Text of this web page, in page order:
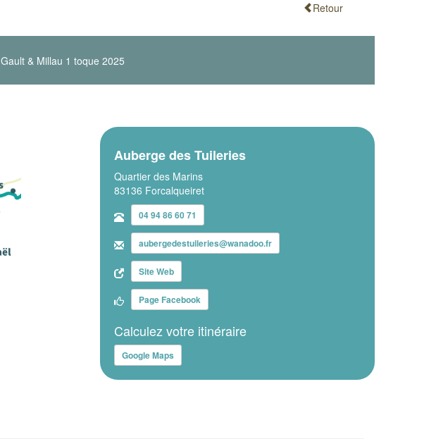
Retour
Gault & Millau 1 toque 2025
Auberge des Tuileries
Quartier des Marins
83136 Forcalqueiret
04 94 86 60 71
aubergedestuileries@wanadoo.fr
Site Web
Page Facebook
Calculez votre itinéraire
Google Maps